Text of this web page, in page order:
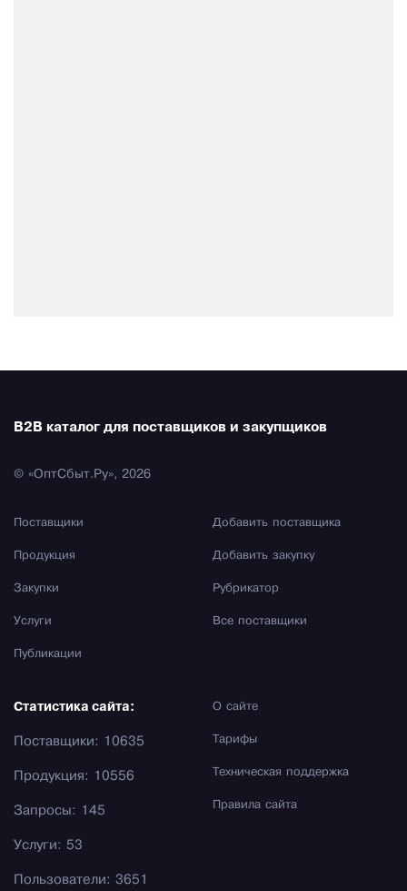
B2B каталог для поставщиков и закупщиков
© «ОптСбыт.Ру», 2026
Поставщики
Продукция
Закупки
Услуги
Публикации
Добавить поставщика
Добавить закупку
Рубрикатор
Все поставщики
О сайте
Тарифы
Техническая поддержка
Правила сайта
Статистика сайта:
Поставщики: 10635
Продукция: 10556
Запросы: 145
Услуги: 53
Пользователи: 3651